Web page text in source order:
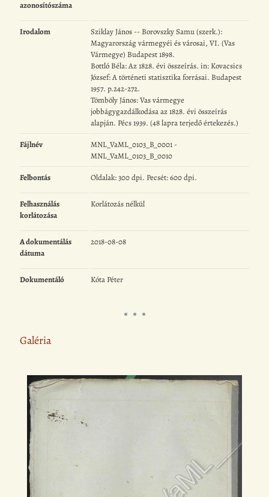
azonosítószáma
Irodalom
Sziklay János -- Borovszky Samu (szerk.):
Magyarország vármegyéi és városai, VI. (Vas
Vármegye) Budapest 1898.
Bottló Béla: Az 1828. évi összeírás. in: Kovacsics
József: A történeti statisztika forrásai. Budapest
1957. p.242-272.
Tömböly János: Vas vármegye
jobbágygazdálkodása az 1828. évi összeírás
alapján. Pécs 1939. (48 lapra terjedő értekezés.)
Fájlnév
MNL_VaML_0103_B_0001 -
MNL_VaML_0103_B_0010
Felbontás Oldalak: 300 dpi. Pecsét: 600 dpi.
Felhasználás
korlátozása
Korlátozás nélkül
A dokumentálás
dátuma
2018-08-08
Dokumentáló Kóta Péter
Galéria